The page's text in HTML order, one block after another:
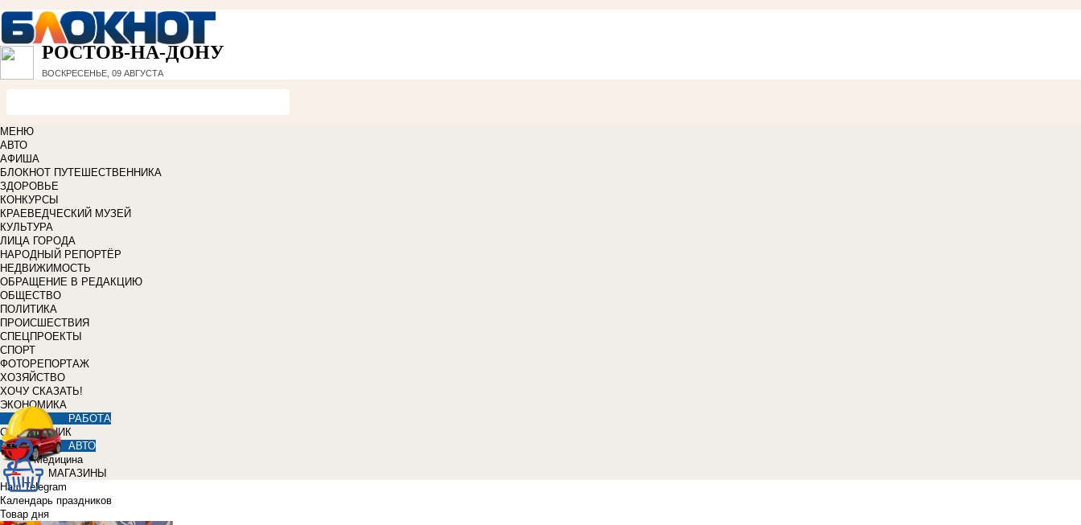
РОСТОВ-НА-ДОНУ
ВОСКРЕСЕНЬЕ, 09 АВГУСТА
МЕНЮ
АВТО
АФИША
БЛОКНОТ ПУТЕШЕСТВЕННИКА
ЗДОРОВЬЕ
КОНКУРСЫ
КРАЕВЕДЧЕСКИЙ МУЗЕЙ
КУЛЬТУРА
ЛИЦА ГОРОДА
НАРОДНЫЙ РЕПОРТЁР
НЕДВИЖИМОСТЬ
ОБРАЩЕНИЕ В РЕДАКЦИЮ
ОБЩЕСТВО
ПОЛИТИКА
ПРОИСШЕСТВИЯ
СПЕЦПРОЕКТЫ
СПОРТ
ФОТОРЕПОРТАЖ
ХОЗЯЙСТВО
ХОЧУ СКАЗАТЬ!
ЭКОНОМИКА
РАБОТА
СПРАВОЧНИК
АВТО
Медицина
МАГАЗИНЫ
Наш Telegram
Календарь праздников
Товар дня